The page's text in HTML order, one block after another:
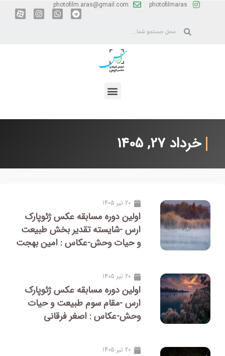
photofilmaras
photofilm.aras@gmail.com
خرداد 27, 1405
20 تیر 1405
اولین دوره مسابقه عکس ژئوپارک
ارس -شایسته تقدیر بخش طبیعت
و حیات وحش-عکاس : امین بهجت
20 تیر 1405
اولین دوره مسابقه عکس ژئوپارک
ارس -مقام سوم طبیعت و حیات
وحش-عکاس : اصغر فرقانی
20 تیر 1405